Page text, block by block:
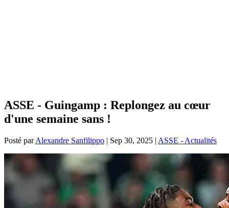
ASSE - Guingamp : Replongez au cœur
d'une semaine sans !
Posté parAlexandre Sanfilippo | Sep 30, 2025 | ASSE - Actualités